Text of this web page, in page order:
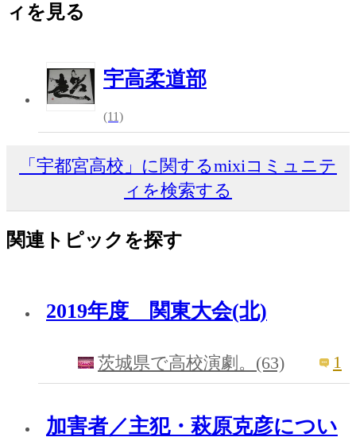
ィを見る
宇高柔道部
(11)
「宇都宮高校」に関するmixiコミュニテ
ィを検索する
関連トピックを探す
2019年度 関東大会(北)
茨城県で高校演劇。(63) 1
加害者／主犯・萩原克彦につい